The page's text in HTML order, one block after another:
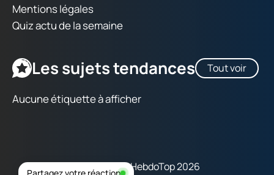
Mentions légales
Quiz actu de la semaine
Les sujets tendances Tout voir
Aucune étiquette à afficher
Copyright © HebdoTop 2026